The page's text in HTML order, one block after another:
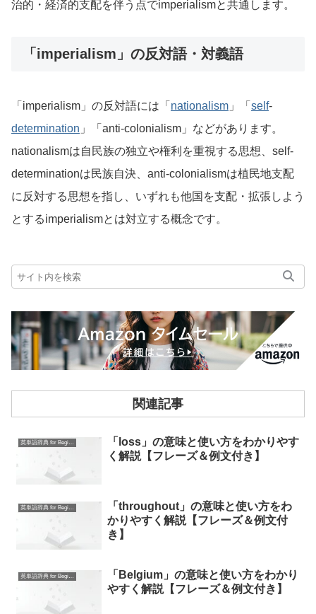
治的・経済的支配を伴う点でimperialismと共通します。
「imperialism」の反対語・対義語
「imperialism」の反対語には「 nationalism 」「 self-
determination 」「anti-colonialism」などがあります。
nationalismは自民族の独立や権利を重視する思想、self-
determinationは民族自決、anti-colonialismは植民地支配
に反対する思想を指し、いずれも他国を支配・拡張しよう
とするimperialismとは対立する概念です。
関連記事
英単語辞典 for Beginners
「loss」の意味と使い方をわかりやす
く解説【フレーズ＆例文付き】
英単語辞典 for Beginners
「throughout」の意味と使い方をわ
かりやすく解説【フレーズ＆例文付
き】
英単語辞典 for Beginners
「Belgium」の意味と使い方をわかり
やすく解説【フレーズ＆例文付き】